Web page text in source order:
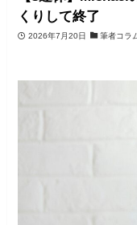
くりして終了
2026年7月20日 筆者コラ